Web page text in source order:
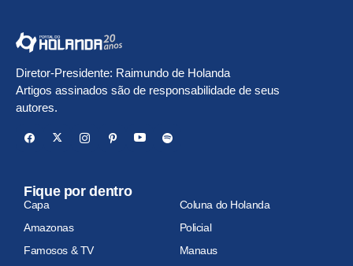
Diretor-Presidente: Raimundo de Holanda
Artigos assinados são de responsabilidade de seus
autores.
Fique por dentro
Capa
Coluna do Holanda
Amazonas
Policial
Famosos & TV
Manaus